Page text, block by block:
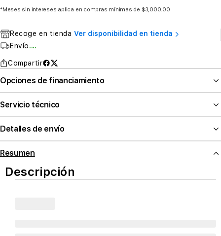
*Meses sin intereses aplica en compras mínimas de $3,000.00
Recoge en tienda Ver disponibilidad en tienda
Envío....
Compartir
Opciones de financiamiento
Servicio técnico
Detalles de envío
Resumen
Descripción